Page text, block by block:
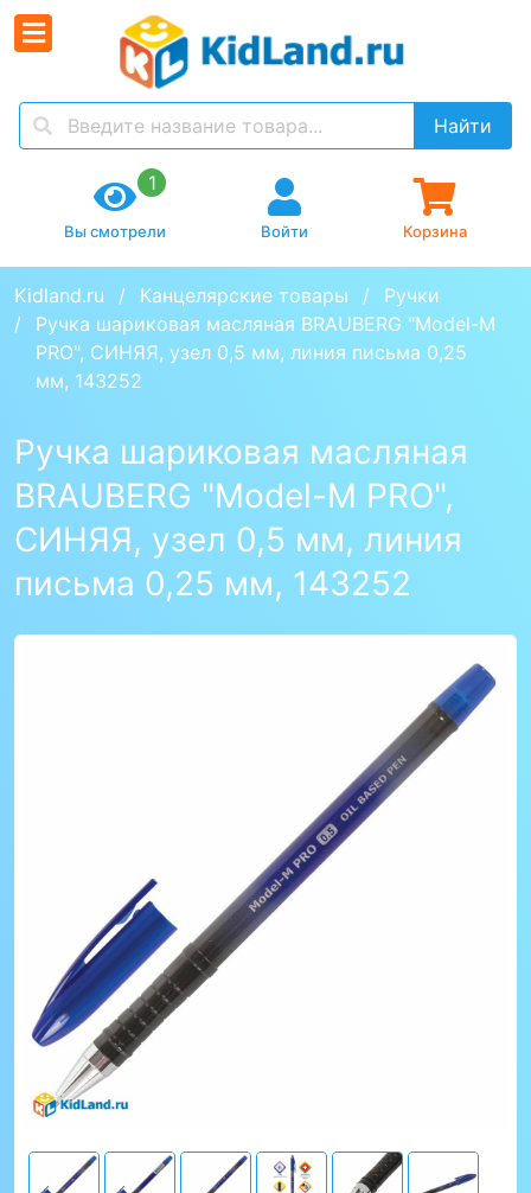
Найти
1
Вы смотрели Войти Корзина
Kidland.ru Канцелярские товары
Ручки
Ручка шариковая масляная BRAUBERG "Model-M
PRO", СИНЯЯ, узел 0,5 мм, линия письма 0,25
мм, 143252
Ручка шариковая масляная
BRAUBERG "Model-M PRO",
СИНЯЯ, узел 0,5 мм, линия
письма 0,25 мм, 143252